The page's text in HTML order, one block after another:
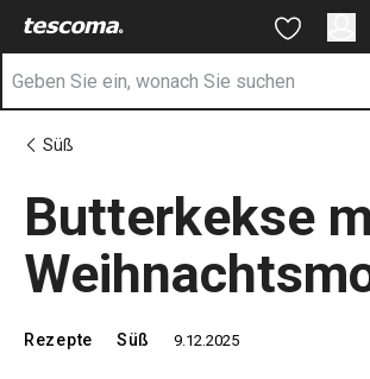
Sie befinden sich auf der Butterkekse mit
Zum Hauptinhalt springen
Zur Suche springen
Zur Navigation springen
Süß
Butterkekse
Rezepte Süß 9.12.2025